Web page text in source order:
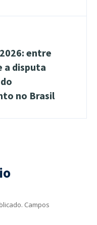
entre
a disputa
no Brasil
Campos